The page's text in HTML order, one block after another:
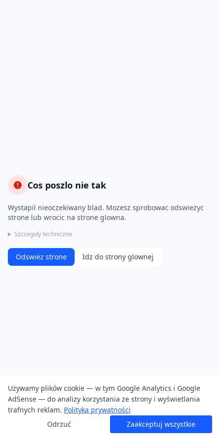
Cos poszlo nie tak
Wystapil nieoczekiwany blad. Mozesz sprobowac odswiezyc
strone lub wrocic na strone glowna.
Szczegoly techniczne
Odswiez strone Idz do strony glownej
Używamy plików cookie — w tym Google Analytics i Google
AdSense — do analizy korzystania ze strony i wyświetlania
trafnych reklam. Polityka prywatności
Odrzuć
Zaakceptuj wszystkie